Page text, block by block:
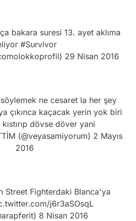
bakara suresi 13. ayet aklıma
#Survivor
29 Nisan 2016
ne cesaret la her şey
çıkınca kaçacak yerin yok biri
dövse döver yani
(@veyasamiyorum) 2 Mayıs
2016
Street Fighterdaki Blanca'ya
j6r3aSOsqL
8 Nisan 2016